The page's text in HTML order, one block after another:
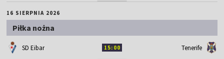
16 SIERPNIA 2026
Piłka nożna
SD Eibar 15:00 Tenerife